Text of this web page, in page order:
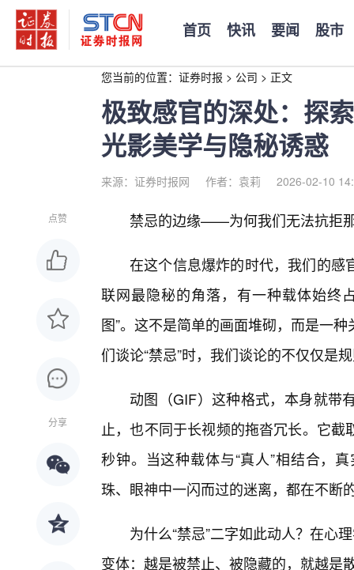
首页 快讯 要闻 股市
您当前的位置： 证券时报 > 公司 > 正文
极致感官的深处：探
光影美学与隐秘诱惑
来源：证券时报网 作者：袁莉 2026-02-10
点赞
分享
禁忌的边缘——为何我们无法抗拒
在这个信息爆炸的时代，我们的感
联网最隐秘的角落，有一种载体始
图”。这不是简单的画面堆砌，而是一
们谈论“禁忌”时，我们谈论的不仅仅是
动图（GIF）这种格式，本身就带
止，也不同于长视频的拖沓冗长。它
秒钟。当这种载体与“真人”相结合，
珠、眼神中一闪而过的迷离，都在不断
为什么“禁忌”二字如此动人？在心
变体：越是被禁止、被隐藏的，就越是